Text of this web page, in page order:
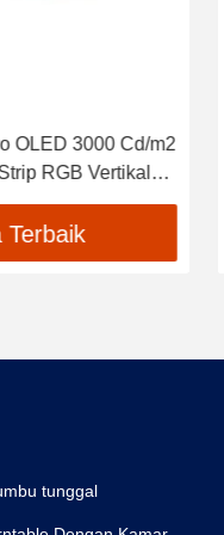
LED
Anda
Terbaik
tunggal